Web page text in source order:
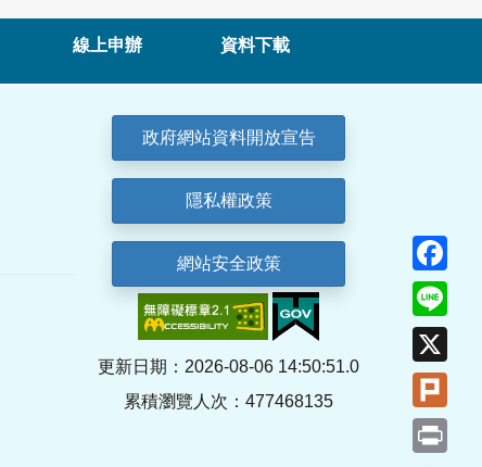
線上申辦 資料下載
政府網站資料開放宣告
隱私權政策
網站安全政策
更新日期：2026-08-06 14:50:51.0
累積瀏覽人次：477468135